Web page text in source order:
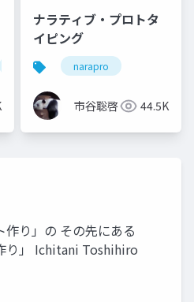
ナラティブ・プロトタ
イピング
narapro
市谷聡啓 44.5K
作り」の その先にある
り」 Ichitani Toshihiro